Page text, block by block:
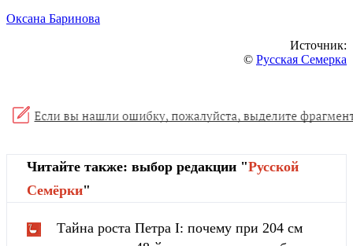
Оксана Баринова
Источник:
© Русская Семерка
Читайте также: выбор редакции "Русской
Cемёрки"
Тайна роста Петра I: почему при 204 см